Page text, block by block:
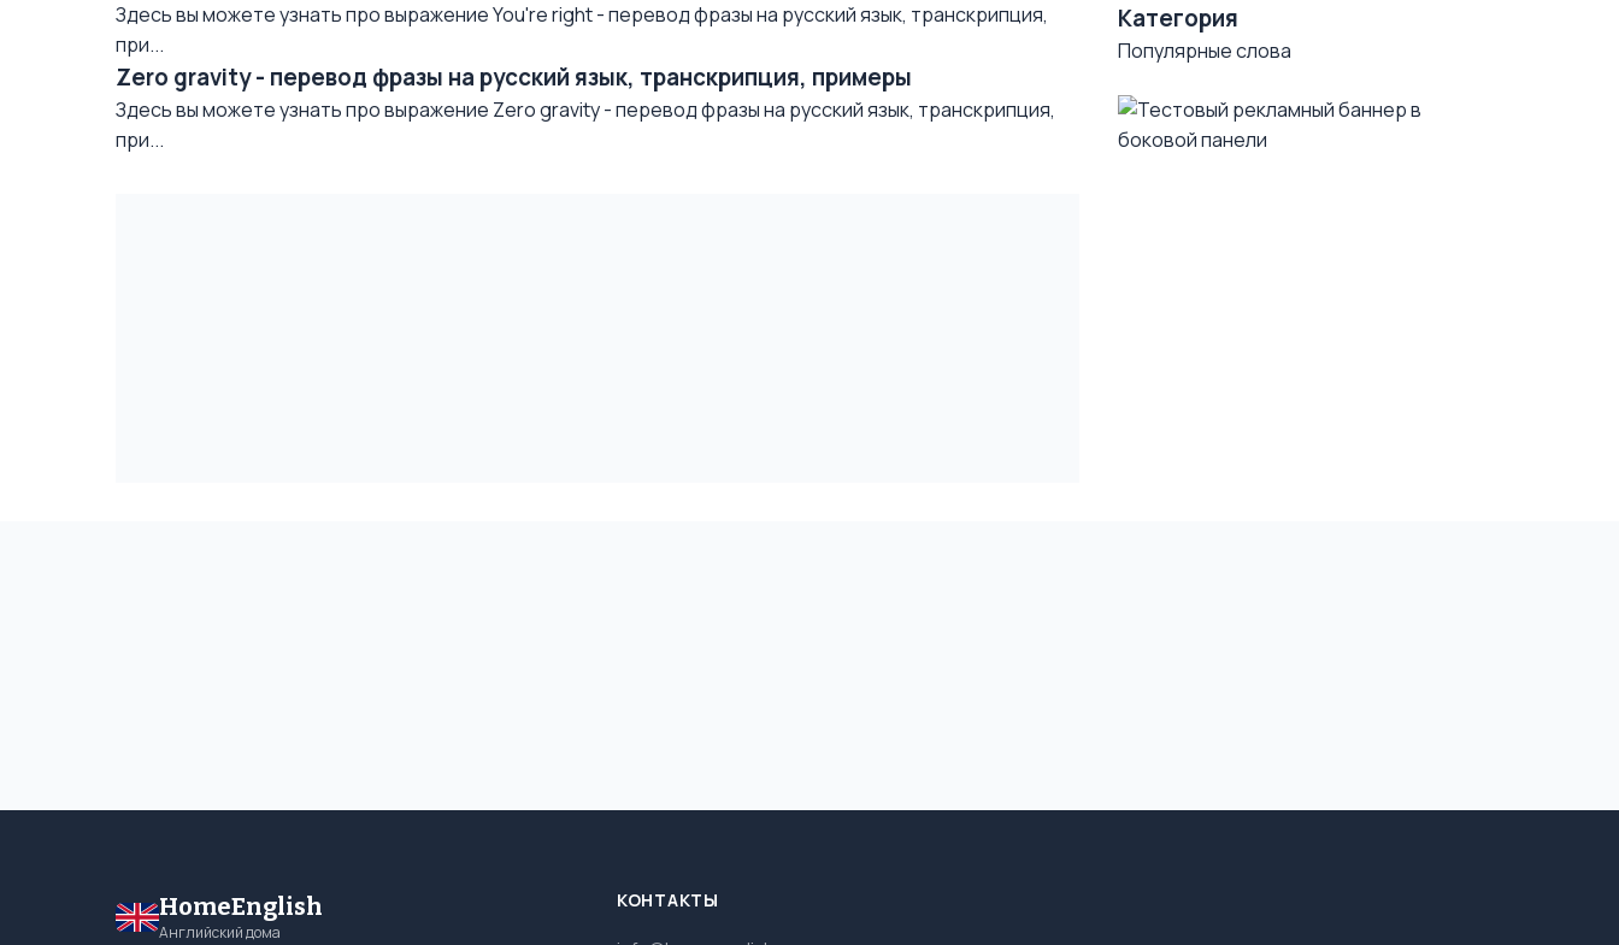
Здесь вы можете узнать про выражение You're right - перевод фразы на русский язык, транскрипция,
при...
Zero gravity - перевод фразы на русский язык, транскрипция, примеры
Здесь вы можете узнать про выражение Zero gravity - перевод фразы на русский язык, транскрипция,
при...
Категория
Популярные слова
HomeEnglish
Английский дома
КОНТАКТЫ